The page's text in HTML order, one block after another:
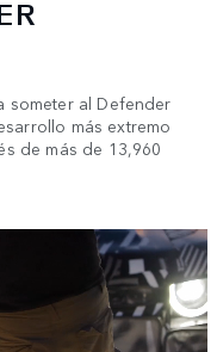
someter al Defender
más extremo
de más de 13,960